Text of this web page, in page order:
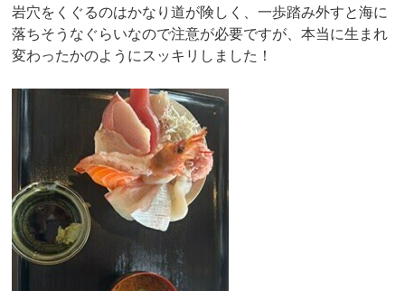
岩穴をくぐるのはかなり道が険しく、一歩踏み外すと海に
落ちそうなぐらいなので注意が必要ですが、本当に生まれ
変わったかのようにスッキリしました！